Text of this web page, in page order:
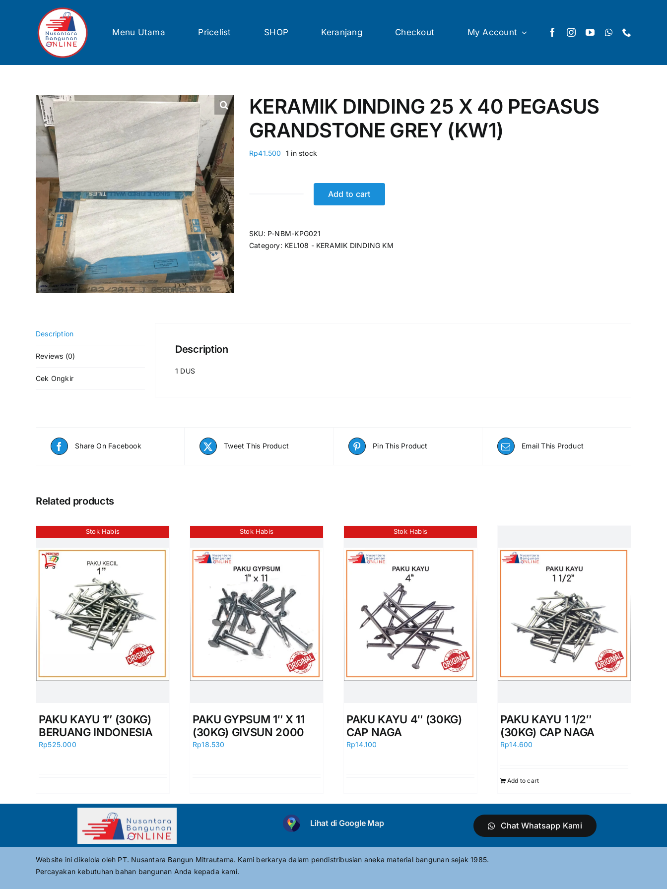
Menu Utama Pricelist SHOP Keranjang Checkout My Account
KERAMIK DINDING 25 X 40 PEGASUS
GRANDSTONE GREY (KW1)
Rp41.500 1 in stock
X
40
Add to cart
SKU: P-NBM-KPG021
Category: KEL108 - KERAMIK DINDING KM
Description
Reviews (0)
Cek Ongkir
Description
1 DUS
Share On Facebook Tweet This Product Pin This Product Email This Product
Related products
Stok Habis
PAKU KAYU 1″ (30KG)
BERUANG INDONESIA
Rp525.000
Stok Habis
PAKU GYPSUM 1″ X 11
(30KG) GIVSUN 2000
Rp18.530
Stok Habis
PAKU KAYU 4″ (30KG)
CAP NAGA
Rp14.100
PAKU KAYU 1 1/2″
(30KG) CAP NAGA
Rp14.600
Add to cart
Lihat di Google Map Chat Whatsapp Kami
Website ini dikelola oleh PT. Nusantara Bangun Mitrautama. Kami berkarya dalam pendistribusian aneka material bangunan sejak 1985.
Percayakan kebutuhan bahan bangunan Anda kepada kami.